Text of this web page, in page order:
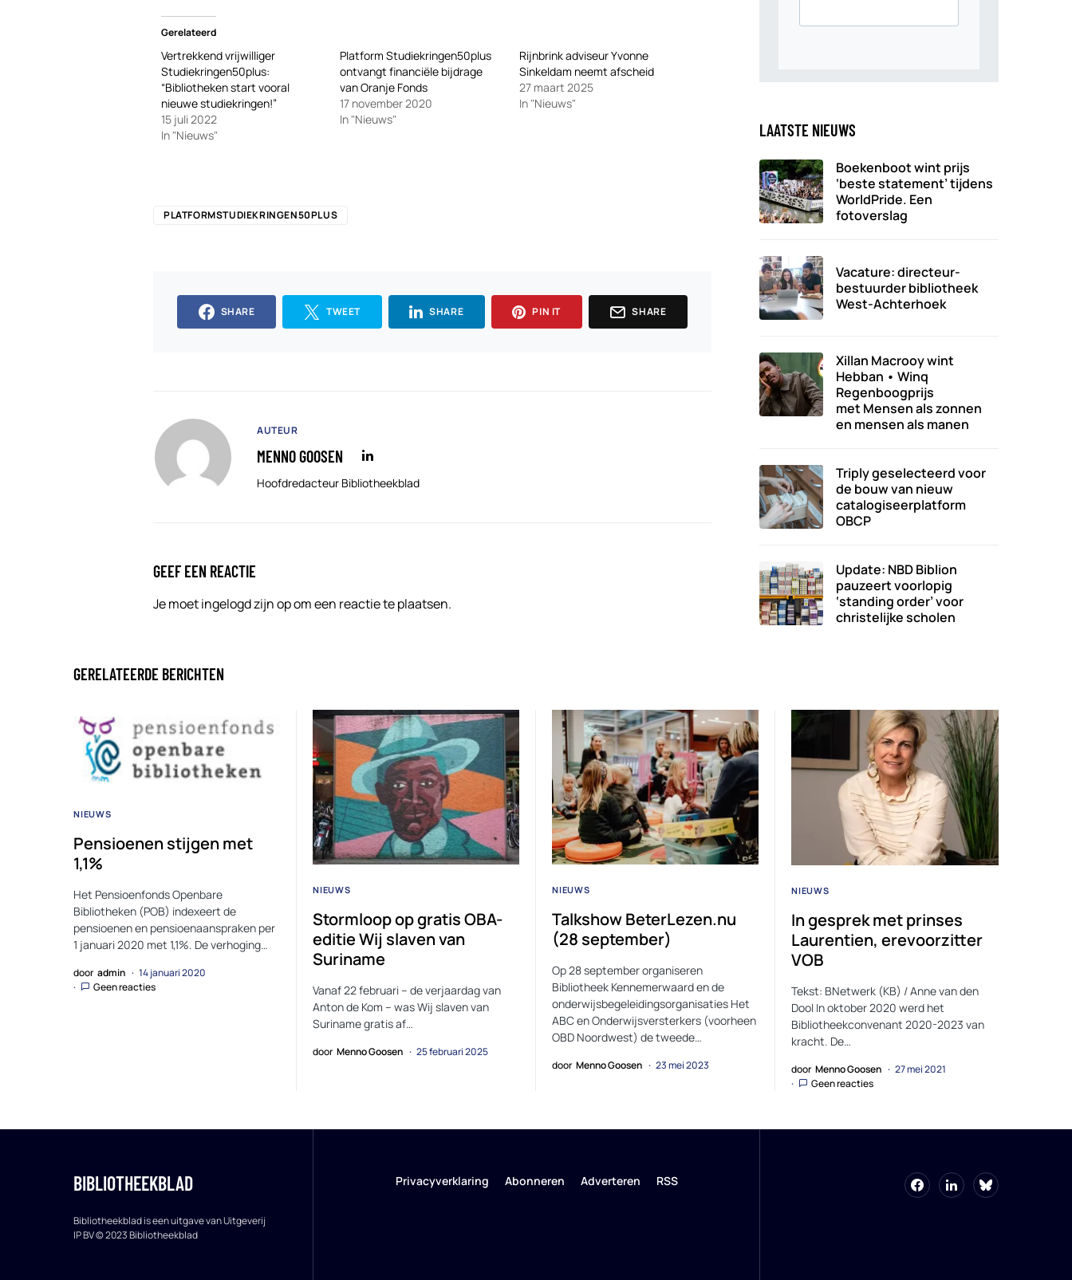
Gerelateerd
Vertrekkend vrijwilliger
Studiekringen50plus:
“Bibliotheken start vooral
nieuwe studiekringen!”
15 juli 2022
In "Nieuws"
Platform Studiekringen50plus
ontvangt financiële bijdrage
van Oranje Fonds
17 november 2020
In "Nieuws"
Rijnbrink adviseur Yvonne
Sinkeldam neemt afscheid
27 maart 2025
In "Nieuws"
PLATFORMSTUDIEKRINGEN50PLUS
SHARE TWEET SHARE PIN IT SHARE
AUTEUR
MENNO GOOSEN
Hoofdredacteur Bibliotheekblad
GEEF EEN REACTIE
Je moetingelogd zijn opom een reactie te plaatsen.
LAATSTE NIEUWS
Boekenboot wint prijs
‘beste statement’ tijdens
WorldPride. Een
fotoverslag
Vacature: directeur-
bestuurder bibliotheek
West-Achterhoek
Xillan Macrooy wint
Hebban • Winq
Regenboogprijs
met Mensen als zonnen
en mensen als manen
Triply geselecteerd voor
de bouw van nieuw
catalogiseerplatform
OBCP
Update: NBD Biblion
pauzeert voorlopig
‘standing order’ voor
christelijke scholen
GERELATEERDE BERICHTEN
NIEUWS
Pensioenen stijgen met
1,1%
Het Pensioenfonds Openbare
Bibliotheken (POB) indexeert de
pensioenen en pensioenaanspraken per
1 januari 2020 met 1,1%. De verhoging…
door admin
14 januari 2020
Geen reacties
NIEUWS
Stormloop op gratis OBA-
editie Wij slaven van
Suriname
Vanaf 22 februari – de verjaardag van
Anton de Kom – was Wij slaven van
Suriname gratis af…
door Menno Goosen 25 februari 2025
NIEUWS
Talkshow BeterLezen.nu
(28 september)
Op 28 september organiseren
Bibliotheek Kennemerwaard en de
onderwijsbegeleidingsorganisaties Het
ABC en Onderwijsversterkers (voorheen
OBD Noordwest) de tweede…
door Menno Goosen 23 mei 2023
NIEUWS
In gesprek met prinses
Laurentien, erevoorzitter
VOB
Tekst: BNetwerk (KB) / Anne van den
Dool In oktober 2020 werd het
Bibliotheekconvenant 2020-2023 van
kracht. De…
door Menno Goosen
27 mei 2021
Geen reacties
BIBLIOTHEEKBLAD
Bibliotheekblad is een uitgave van Uitgeverij
IP BV © 2023 Bibliotheekblad
Privacyverklaring Abonneren Adverteren RSS